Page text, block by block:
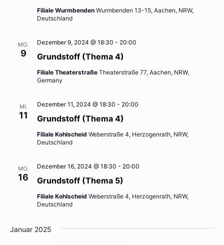
Filiale Wurmbenden Wurmbenden 13-15, Aachen, NRW,
Deutschland
MO.
9 Grundstoff (Thema 4)
Dezember 9, 2024 @ 18:30 - 20:00
Filiale Theaterstraße Theaterstraße 77, Aachen, NRW,
Germany
MI.
11 Grundstoff (Thema 4)
Dezember 11, 2024 @ 18:30 - 20:00
Filiale Kohlscheid Weberstraße 4, Herzogenrath, NRW,
Deutschland
MO.
16 Grundstoff (Thema 5)
Dezember 16, 2024 @ 18:30 - 20:00
Filiale Kohlscheid Weberstraße 4, Herzogenrath, NRW,
Deutschland
Januar 2025